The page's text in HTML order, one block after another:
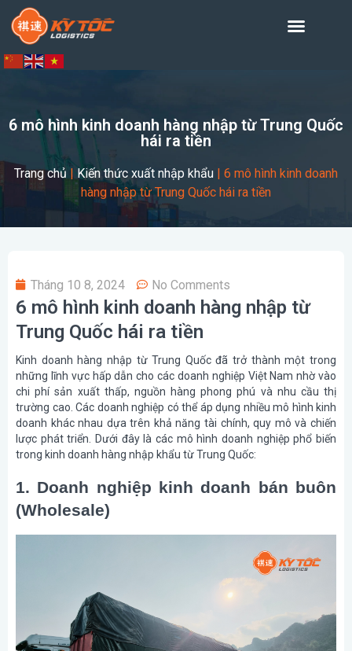
6 mô hình kinh doanh hàng nhập từ Trung Quốc
hái ra tiền
Trang chủ | Kiến thức xuất nhập khẩu | 6 mô hình kinh doanh
hàng nhập từ Trung Quốc hái ra tiền
Tháng 10 8, 2024 No Comments
6 mô hình kinh doanh hàng nhập từ
Trung Quốc hái ra tiền
Kinh doanh hàng nhập từ Trung Quốc đã trở thành một trong
những lĩnh vực hấp dẫn cho các doanh nghiệp Việt Nam nhờ vào
chi phí sản xuất thấp, nguồn hàng phong phú và nhu cầu thị
trường cao. Các doanh nghiệp có thể áp dụng nhiều mô hình kinh
doanh khác nhau dựa trên khả năng tài chính, quy mô và chiến
lược phát triển. Dưới đây là các mô hình doanh nghiệp phổ biến
trong kinh doanh hàng nhập khẩu từ Trung Quốc:
1. Doanh nghiệp kinh doanh bán buôn
(Wholesale)